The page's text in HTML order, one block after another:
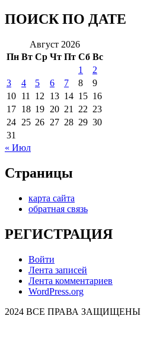
ПОИСК ПО ДАТЕ
Август 2026
Пн Вт Ср Чт Пт Сб Вс
1
2
3
4 5 6 7 8
9
10 11 12 13 14 15 16
17 18 19 20 21 22 23
24 25 26 27 28 29 30
31
« Июл
Страницы
карта сайта
обратная связь
РЕГИСТРАЦИЯ
Войти
Лента записей
Лента комментариев
WordPress.org
2024 ВСЕ ПРАВА ЗАЩИЩЕНЫ